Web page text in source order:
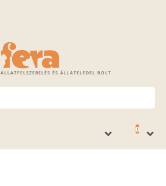
ÁLLATFELSZERELÉS ÉS ÁLLATELEDEL BOLT
0